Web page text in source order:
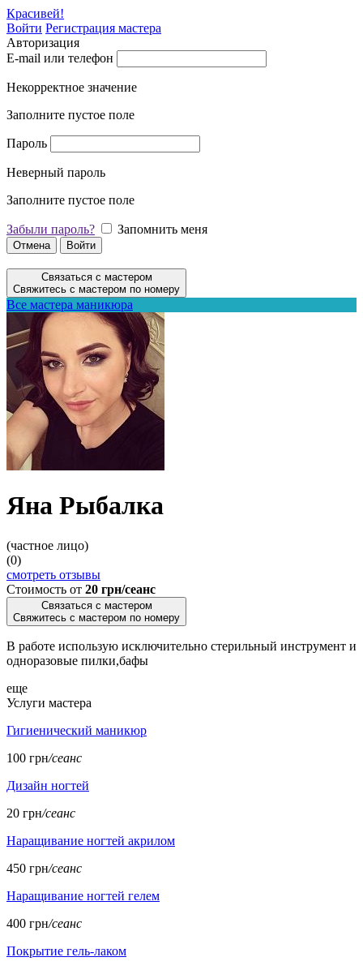
Красивей!
Войти Регистрация мастера
Авторизация
E-mail или телефон
Некорректное значение
Заполните пустое поле
Пароль
Неверный пароль
Заполните пустое поле
Забыли пароль? Запомнить меня
Отмена Войти
Связаться с мастером
Свяжитесь с мастером по номеру
Все мастера маникюра
Яна Рыбалка
(частное лицо)
(0)
смотреть отзывы
Стоимость от 20 грн/сеанс
Связаться с мастером
Свяжитесь с мастером по номеру
В работе использую исключительно стерильный инструмент и
одноразовые пилки,бафы
еще
Услуги мастера
Гигиенический маникюр
100 грн/сеанс
Дизайн ногтей
20 грн/сеанс
Наращивание ногтей акрилом
450 грн/сеанс
Наращивание ногтей гелем
400 грн/сеанс
Покрытие гель-лаком